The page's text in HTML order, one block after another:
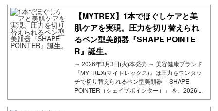
【MYTREX】1本でほぐしケアと美
肌ケアを実現。圧力を切り替えられ
るペン型美顔器『SHAPE POINTE
R』誕生。
～ 2026年3月3日(火)本発売 ～ 美容健康ブランド
『MYTREX(マイトレックス)』は圧力をワンタッ
チで切り替えられるペン型美顔器 「SHAPE
POINTER（シェイプポインター）」 を、2026 ...